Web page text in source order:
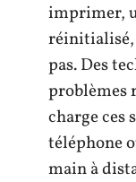
imprimer,
réinitialisé,
pas. Des
problèmes
charge ces
téléphone
main à